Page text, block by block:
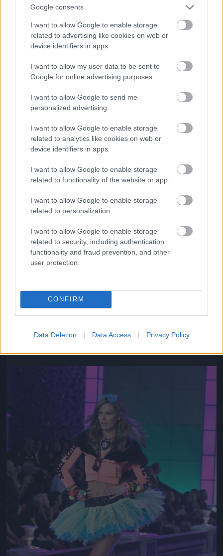
Google consents
I want to allow Google to enable storage
related to advertising like cookies on web or
device identifiers in apps.
I want to allow my user data to be sent to
Google for online advertising purposes.
I want to allow Google to send me
personalized advertising.
I want to allow Google to enable storage
related to analytics like cookies on web or
device identifiers in apps.
I want to allow Google to enable storage
related to functionality of the website or app.
I want to allow Google to enable storage
related to personalization.
I want to allow Google to enable storage
related to security, including authentication
functionality and fraud prevention, and other
user protection.
CONFIRM
Data Deletion Data Access Privacy Policy
Az ő neve Chanel Iman
Fotó: Gregory Pace / Beimages / Northfoto
Jön még kép!